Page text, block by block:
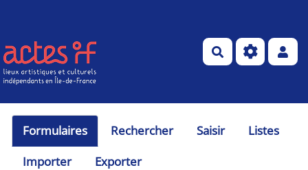
Rechercher
Formulaires Rechercher Saisir
Listes
Importer
Exporter